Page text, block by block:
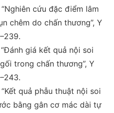
“Nghiên cứu đặc điểm lâm
chêm do chấn thương”, Y
“Đánh giá kết quả nội soi
trong chấn thương”, Y
“Kết quả phẫu thuật nội soi
bằng gân cơ mác dài tự